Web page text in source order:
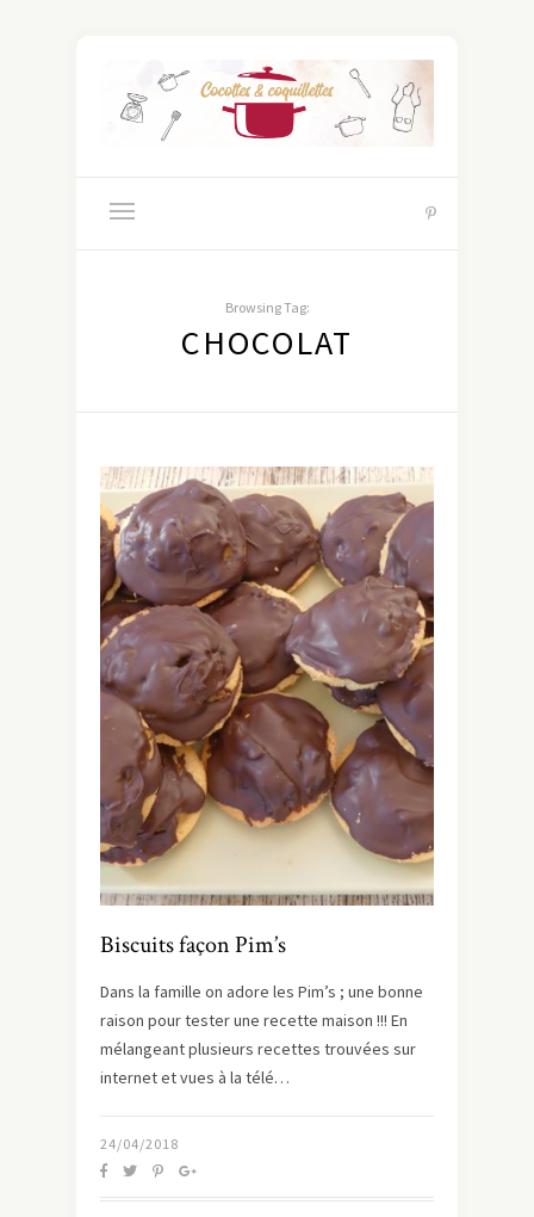
Browsing Tag:
CHOCOLAT
Biscuits façon Pim’s
Dans la famille on adore les Pim’s ; une bonne
raison pour tester une recette maison !!! En
mélangeant plusieurs recettes trouvées sur
internet et vues à la télé…
24/04/2018